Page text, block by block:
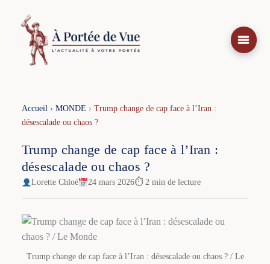
contenu
Accueil› MONDE › Trump change de cap face à l’Iran :
désescalade ou chaos ?
Trump change de cap face à l’Iran :
désescalade ou chaos ?
Lorette Chloé 24 mars 2026⏱ 2 min de lecture
Trump change de cap face à l’Iran : désescalade ou chaos ? / Le